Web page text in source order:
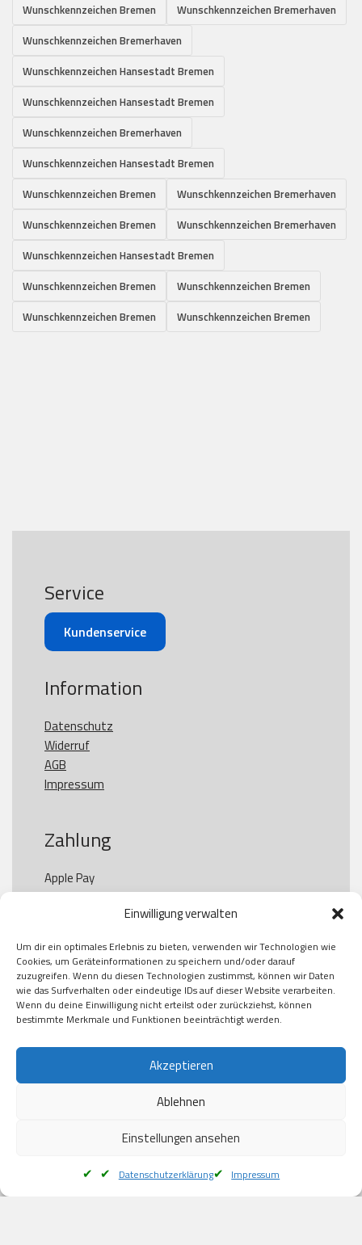
Einwilligung verwalten
Um dir ein optimales Erlebnis zu bieten, verwenden wir Technologien wie
Cookies, um Geräteinformationen zu speichern und/oder darauf
zuzugreifen. Wenn du diesen Technologien zustimmst, können wir Daten
wie das Surfverhalten oder eindeutige IDs auf dieser Website verarbeiten.
Wenn du deine Einwilligung nicht erteilst oder zurückziehst, können
bestimmte Merkmale und Funktionen beeinträchtigt werden.
Akzeptieren
Ablehnen
Einstellungen ansehen
Datenschutzerklärung Impressum
Wunschkennzeichen Bremen
Wunschkennzeichen Bremerhaven
Wunschkennzeichen Bremerhaven
Wunschkennzeichen Hansestadt Bremen
Wunschkennzeichen Hansestadt Bremen
Wunschkennzeichen Bremerhaven
Wunschkennzeichen Hansestadt Bremen
Wunschkennzeichen Bremen
Wunschkennzeichen Bremerhaven
Wunschkennzeichen Bremen
Wunschkennzeichen Bremerhaven
Wunschkennzeichen Hansestadt Bremen
Wunschkennzeichen Bremen
Wunschkennzeichen Bremen
Wunschkennzeichen Bremen
Wunschkennzeichen Bremen
Service
Kundenservice
Information
Datenschutz
Widerruf
AGB
Impressum
Zahlung
Apple Pay
Paypal
Kauf auf Rechung
Klarna
American Express